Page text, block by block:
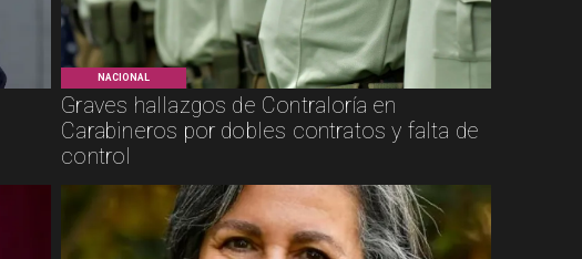
NACIONAL
Graves hallazgos de Contraloría en
Carabineros por dobles contratos y falta de
control